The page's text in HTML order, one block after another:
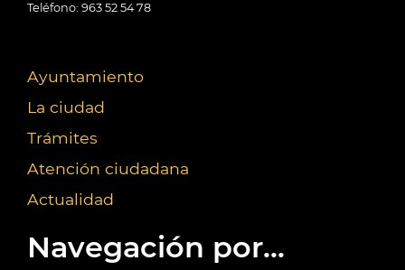
Teléfono: 963 52 54 78
Ayuntamiento
La ciudad
Trámites
Atención ciudadana
Actualidad
Navegación por...